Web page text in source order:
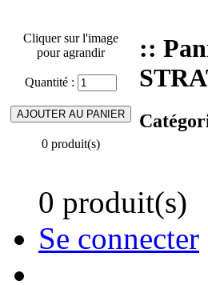
Cliquer sur l'image
pour agrandir
Quantité :
0 produit(s)
::
0 produit(s)
Se connecter